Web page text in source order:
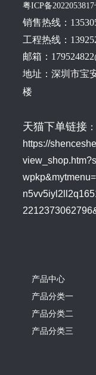
粤ICP备
销售热线：
工程热线：
邮箱：
地址：深圳市宝
楼
天猫下单链接 ：
https://
产品中心
产品分类一
产品分类二
产品分类三